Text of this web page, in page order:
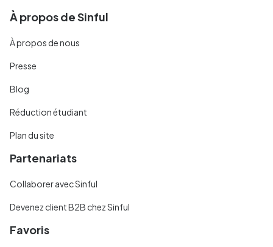
À propos de Sinful
À propos de nous
Presse
Blog
Réduction étudiant
Plan du site
Partenariats
Collaborer avec Sinful
Devenez client B2B chez Sinful
Favoris